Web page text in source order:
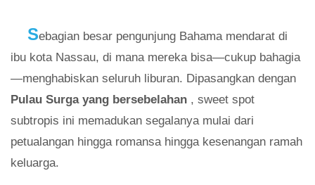
Sebagian besar pengunjung Bahama mendarat di
ibu kota Nassau, di mana mereka bisa—cukup bahagia
—menghabiskan seluruh liburan. Dipasangkan dengan
Pulau Surga yang bersebelahan , sweet spot
subtropis ini memadukan segalanya mulai dari
petualangan hingga romansa hingga kesenangan ramah
keluarga.